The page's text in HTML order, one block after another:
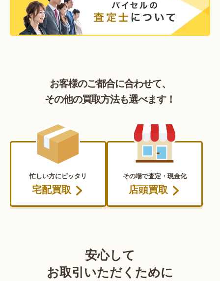
お客様のご都合に合わせて、
その他の買取方法も選べます！
忙しい方にピッタリ
宅配買取
その場で査定・現金化
店頭買取
安心して
お取引いただくために